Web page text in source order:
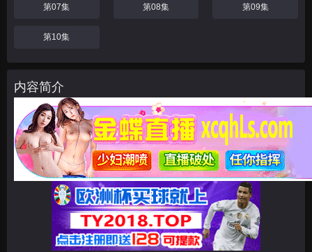
第07集 第08集 第09集
第10集
内容简介